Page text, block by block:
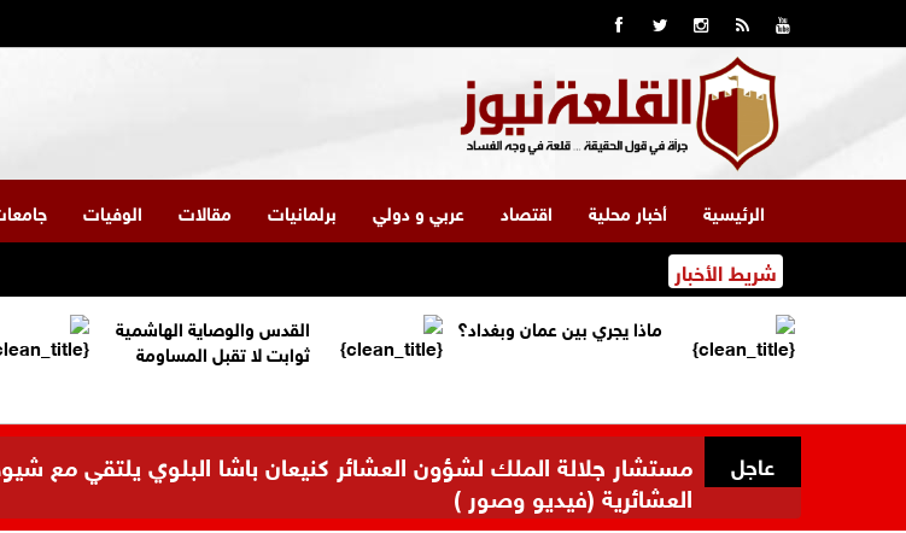
الرئيسية أخبار محلية اقتصاد عربي و دولي برلمانيات مقالات الوفيات
شريط الأخبار
ماذا يجري بين عمان وبغداد؟
القدس والوصاية الهاشمية
ثوابت لا تقبل المساومة
عاجل مستشار جلالة الملك لشؤون العشائر كنيعان باشا البلوي يلتقي مع
العشائرية (فيديو وصور )